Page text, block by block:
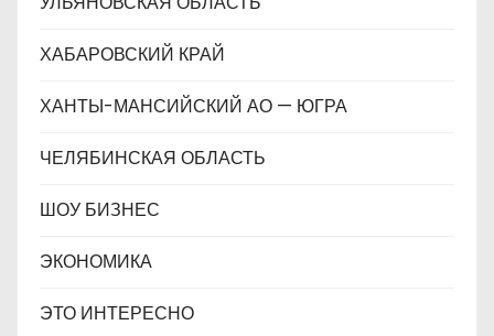
ХАБАРОВСКИЙ КРАЙ
ХАНТЫ-МАНСИЙСКИЙ АО — ЮГРА
ЧЕЛЯБИНСКАЯ ОБЛАСТЬ
ШОУ БИЗНЕС
ЭКОНОМИКА
ЭТО ИНТЕРЕСНО